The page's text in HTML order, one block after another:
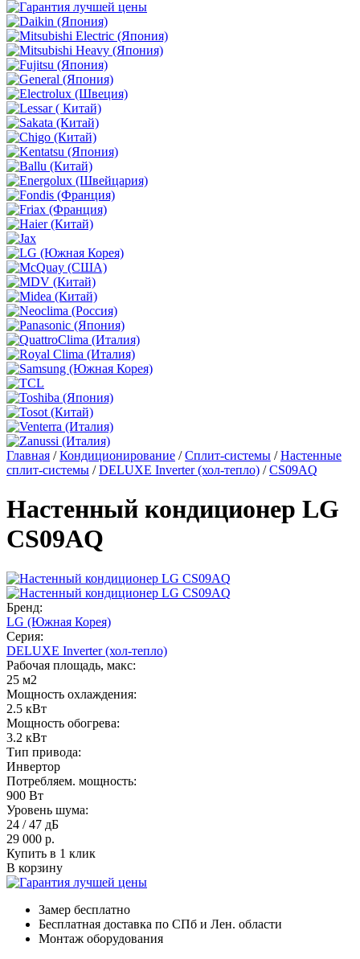
Главная /Кондиционирование /Сплит-системы /Настенные
сплит-системы /DELUXE Inverter (хол-тепло) /CS09AQ
Настенный кондиционер LG
CS09AQ
Бренд:
LG (Южная Корея)
Серия:
DELUXE Inverter (хол-тепло)
Рабочая площадь, макс:
25 м2
Мощность охлаждения:
2.5 кВт
Мощность обогрева:
3.2 кВт
Тип привода:
Инвертор
Потребляем. мощность:
900 Вт
Уровень шума:
24 / 47 дБ
29 000 р.
Купить в 1 клик
В корзину
Замер бесплатно
Бесплатная доставка по СПб и Лен. области
Монтаж оборудования